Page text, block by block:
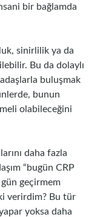
bir bağlamda
sinirlilik ya da
Bu da dolaylı
buluşmak
bunun
olabileceğini
daha fazla
“bugün CRP
geçirmem
verirdim? Bu tür
yoksa daha